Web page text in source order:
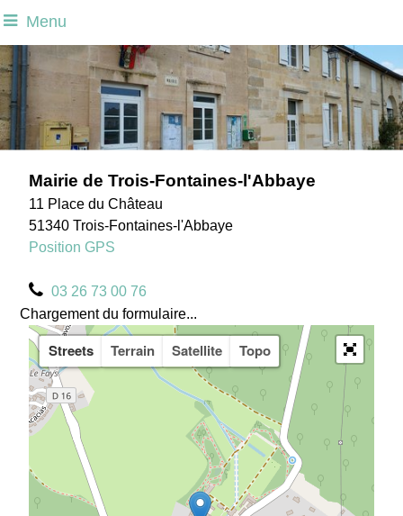
Menu
Mairie de Trois-Fontaines-l'Abbaye
11 Place du Château
51340 Trois-Fontaines-l'Abbaye
Position GPS
03 26 73 00 76
Chargement du formulaire...
Streets Terrain Satellite Topo